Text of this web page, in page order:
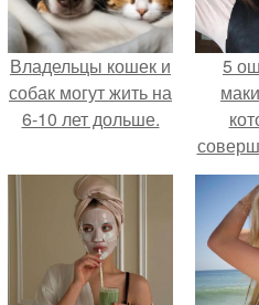
Владельцы кошек и
собак могут жить на
6-10 лет дольше.
5